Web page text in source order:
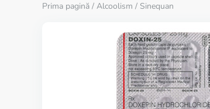
Prima pagină / Alcoolism / Sinequan